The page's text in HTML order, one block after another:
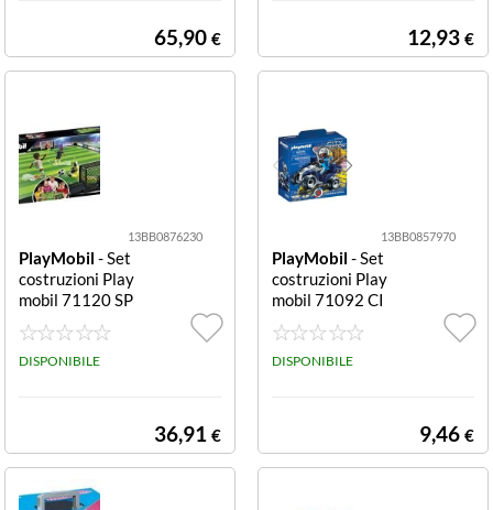
65,90 € 12,93 €
13BB0876230
PlayMobil - Set
costruzioni Play
mobil 71120 SP
ORTS ACTION
Grande campo d
a calcio Grande
DISPONIBILE
36,91 €
13BB0857970
PlayMobil - Set
costruzioni Play
mobil 71092 CI
TY ACTION Qu
ad Police Quad
Police
DISPONIBILE
9,46 €